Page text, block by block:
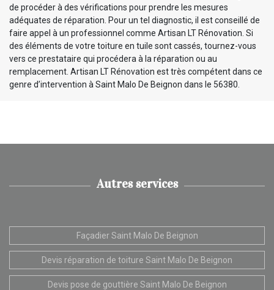
de procéder à des vérifications pour prendre les mesures
adéquates de réparation. Pour un tel diagnostic, il est conseillé de
faire appel à un professionnel comme Artisan LT Rénovation. Si
des éléments de votre toiture en tuile sont cassés, tournez-vous
vers ce prestataire qui procédera à la réparation ou au
remplacement. Artisan LT Rénovation est très compétent dans ce
genre d’intervention à Saint Malo De Beignon dans le 56380.
Autres services
Façadier Saint Malo De Beignon
Devis réparation de toiture Saint Malo De Beignon
Devis pose de gouttière Saint Malo De Beignon